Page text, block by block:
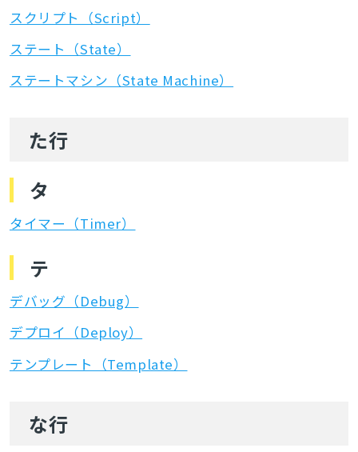
スクリプト（Script）
ステート（State）
ステートマシン（State Machine）
た行
タ
タイマー（Timer）
テ
デバッグ（Debug）
デプロイ（Deploy）
テンプレート（Template）
な行